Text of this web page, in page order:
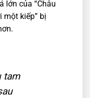
lớn của “Châu
một kiếp” bị
tam